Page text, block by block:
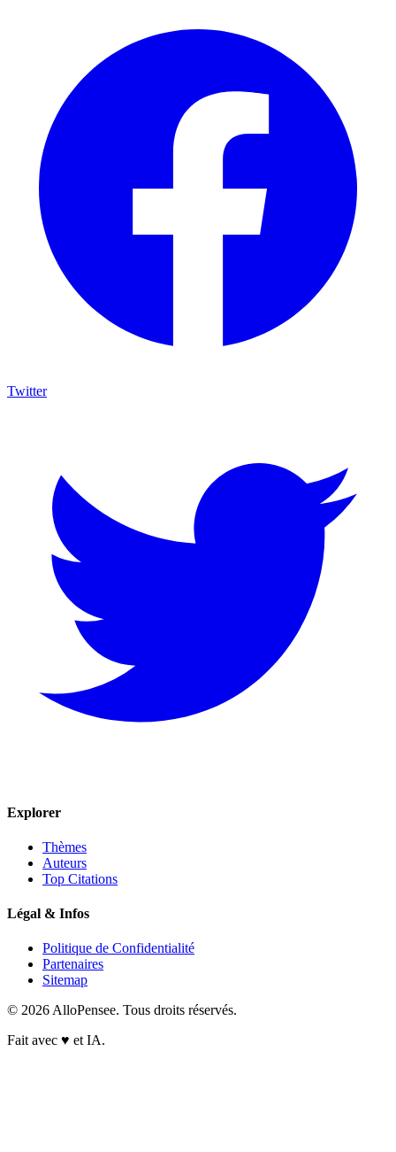
Twitter
Explorer
Thèmes
Auteurs
Top Citations
Légal & Infos
Politique de Confidentialité
Partenaires
Sitemap
© 2026 AlloPensee. Tous droits réservés.
Fait avec ♥ et IA.